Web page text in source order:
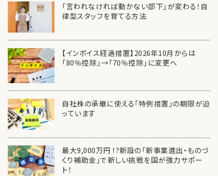
「言われなければ動かない部下」が変わる！自
律型スタッフを育てる方法
【インボイス経過措置】2026年10月からは
「80％控除」→「70％控除」に変更へ
自社株の承継に使える「特例措置」の期限が迫
っています
最大9,000万円 !?新設の「新事業進出・ものづ
くり補助金」で新しい挑戦を国が強力サポー
ト！